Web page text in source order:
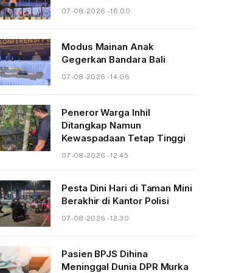
07-08-2026 - 16.00
Modus Mainan Anak
Gegerkan Bandara Bali
07-08-2026 - 14.06
Peneror Warga Inhil
Ditangkap Namun
Kewaspadaan Tetap Tinggi
07-08-2026 - 12.45
Pesta Dini Hari di Taman Mini
Berakhir di Kantor Polisi
07-08-2026 - 12.30
Pasien BPJS Dihina
Meninggal Dunia DPR Murka